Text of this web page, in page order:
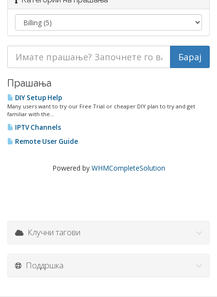
Прашања
DIY Setup Help
Many users want to try our Free Trial or cheaper DIY plan to try and get
familiar with the...
IPTV Channels
Remote User Guide
Powered by WHMCompleteSolution
Клучни тагови
Поддршка